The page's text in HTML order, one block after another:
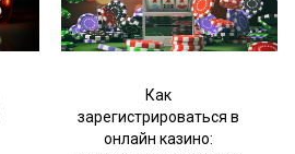
Как
зарегистрироваться в
онлайн казино: